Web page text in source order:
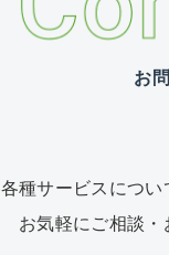
お
各種サービスについ
お気軽にご相談・